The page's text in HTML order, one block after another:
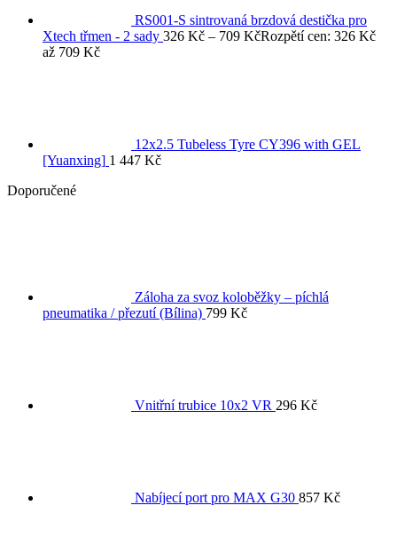
RS001-S sintrovaná brzdová destička pro
Xtech třmen - 2 sady 326 Kč – 709 KčRozpětí cen: 326 Kč
až 709 Kč
12x2.5 Tubeless Tyre CY396 with GEL
[Yuanxing] 1 447 Kč
Doporučené
Záloha za svoz koloběžky – píchlá
pneumatika / přezutí (Bílina) 799 Kč
Vnitřní trubice 10x2 VR 296 Kč
Nabíjecí port pro MAX G30 857 Kč